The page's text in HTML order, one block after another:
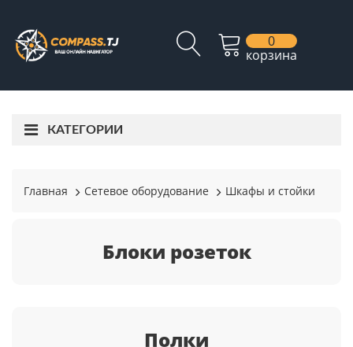
0
корзина
КАТЕГОРИИ
Главная Сетевое оборудование Шкафы и стойки
Блоки розеток
Полки